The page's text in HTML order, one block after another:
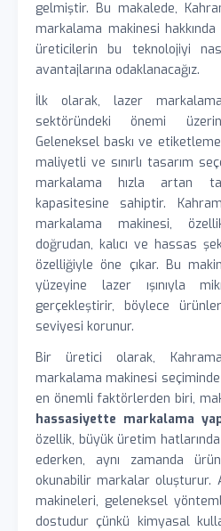
gelmiştir. Bu makalede,
markalama makinesi
üreticilerin bu teknolojiyi
avantajlarına odaklanacağız.
İlk olarak, lazer
sektöründeki önemi
Geleneksel baskı ve
maliyetli ve sınırlı tasarım
markalama hızla artan
kapasitesine sahiptir.
markalama makinesi,
doğrudan, kalıcı ve hassas
özelliğiyle öne çıkar. Bu
yüzeyine lazer ışınıyla
gerçekleştirir, böylece
seviyesi korunur.
Bir üretici olarak,
markalama makinesi
en önemli faktörlerden biri,
hassasiyette markalama
özellik, büyük üretim hatlarında
ederken, aynı zamanda
okunabilir markalar oluşturur.
makineleri, geleneksel
dostudur çünkü kimyasal